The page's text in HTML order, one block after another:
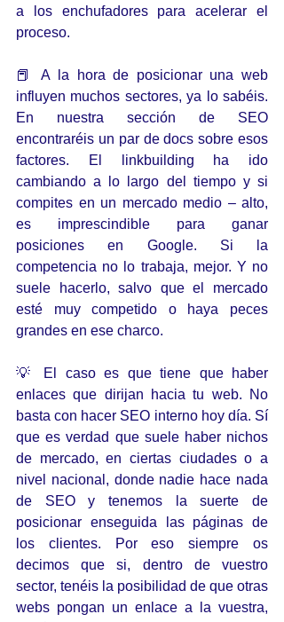
a los enchufadores para acelerar el
proceso.
📕 A la hora de posicionar una web
influyen muchos sectores, ya lo sabéis.
En nuestra sección de SEO
encontraréis un par de docs sobre esos
factores. El linkbuilding ha ido
cambiando a lo largo del tiempo y si
compites en un mercado medio – alto,
es imprescindible para ganar
posiciones en Google. Si la
competencia no lo trabaja, mejor. Y no
suele hacerlo, salvo que el mercado
esté muy competido o haya peces
grandes en ese charco.
💡 El caso es que tiene que haber
enlaces que dirijan hacia tu web. No
basta con hacer SEO interno hoy día. Sí
que es verdad que suele haber nichos
de mercado, en ciertas ciudades o a
nivel nacional, donde nadie hace nada
de SEO y tenemos la suerte de
posicionar enseguida las páginas de
los clientes. Por eso siempre os
decimos que si, dentro de vuestro
sector, tenéis la posibilidad de que otras
webs pongan un enlace a la vuestra,